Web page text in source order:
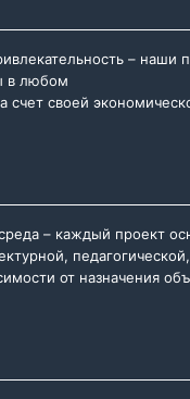
– наши
в любом
счет своей
– каждый проект
от назначения